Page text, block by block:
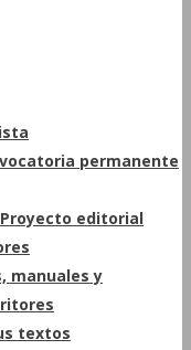
permanente
editorial
manuales y
textos